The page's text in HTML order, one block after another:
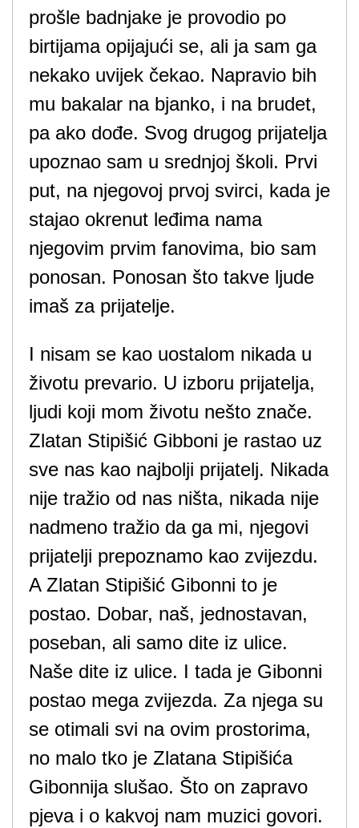
prošle badnjake je provodio po
birtijama opijajući se, ali ja sam ga
nekako uvijek čekao. Napravio bih
mu bakalar na bjanko, i na brudet,
pa ako dođe. Svog drugog prijatelja
upoznao sam u srednjoj školi. Prvi
put, na njegovoj prvoj svirci, kada je
stajao okrenut leđima nama
njegovim prvim fanovima, bio sam
ponosan. Ponosan što takve ljude
imaš za prijatelje.
I nisam se kao uostalom nikada u
životu prevario. U izboru prijatelja,
ljudi koji mom životu nešto znače.
Zlatan Stipišić Gibboni je rastao uz
sve nas kao najbolji prijatelj. Nikada
nije tražio od nas ništa, nikada nije
nadmeno tražio da ga mi, njegovi
prijatelji prepoznamo kao zvijezdu.
A Zlatan Stipišić Gibonni to je
postao. Dobar, naš, jednostavan,
poseban, ali samo dite iz ulice.
Naše dite iz ulice. I tada je Gibonni
postao mega zvijezda. Za njega su
se otimali svi na ovim prostorima,
no malo tko je Zlatana Stipišića
Gibonnija slušao. Što on zapravo
pjeva i o kakvoj nam muzici govori.